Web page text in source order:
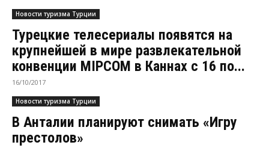
Новости туризма Турции
Турецкие телесериалы появятся на
крупнейшей в мире развлекательной
конвенции MIPCOM в Каннах с 16 по...
16/10/2017
Новости туризма Турции
В Анталии планируют снимать «Игру
престолов»